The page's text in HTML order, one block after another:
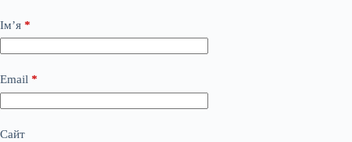
Ім’я *
Email *
Сайт